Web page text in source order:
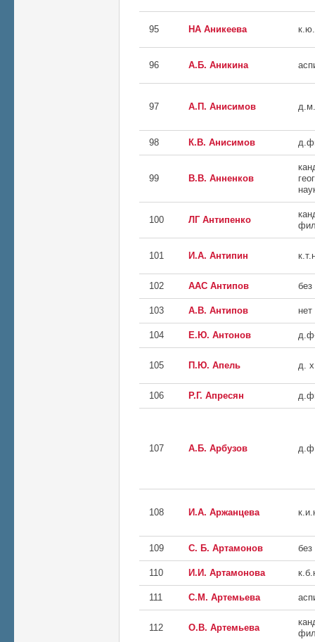
95 НА Аникеева
96 А.Б. Аникина
97 А.П. Анисимов
98 К.В. Анисимов
99 В.В. Анненков
100 ЛГ Антипенко
101 И.А. Антипин
102 ААС Антипов без
103 А.В. Антипов нет
104 Е.Ю. Антонов
105 П.Ю. Апель д.
106 Р.Г. Апресян
107 А.Б. Арбузов
108 И.А. Аржанцева
109 С. Б. Артамонов без
110 И.И. Артамонова
111 С.М. Артемьева
112 О.В. Артемьева